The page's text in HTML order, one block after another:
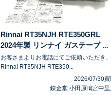
Rinnai RT35NJH RTE350GRL
2024年製 リンナイ ガステーブ ...
お客さまよりお電話にてご依頼いただき、
Rinnai RT35NJH RTE350...
2026/07/30買
錬金堂 小田原鴨宮中里